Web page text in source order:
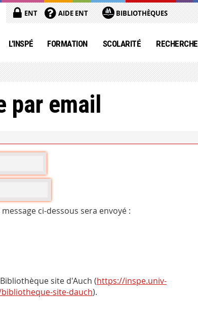
ENT AIDE ENT BIBLIOTHÈQUES
L'INSPÉ FORMATION SCOLARITÉ RECHERCHE
par email
ci-dessous sera envoyé :
site d'Auch (https://inspe.univ-
site-dauch).